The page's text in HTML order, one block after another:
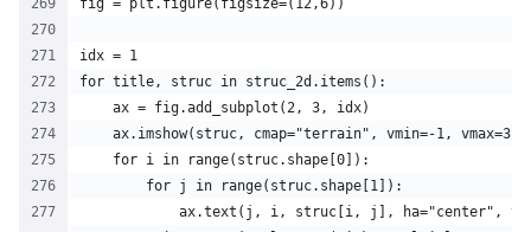
idx = 1
for title, struc in struc_2d.items():
    ax = fig.add_subplot(2, 3, idx)
ax.imshow(struc, cmap="terrain", vmin=-1,
    for i in range(struc.shape[0]):
        for j in range(struc.shape[1]):
ax.text(j, i, struc[i, j], ha="center",